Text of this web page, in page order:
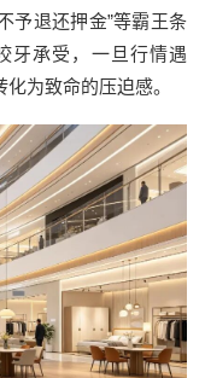
予退还押金”等霸王条
牙承受 ， 一旦 行情遇
为致命的压迫感。